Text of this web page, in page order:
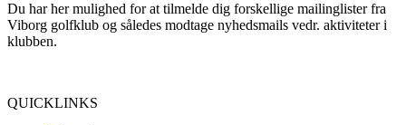
Du har her mulighed for at tilmelde dig forskellige mailinglister fra
Viborg golfklub og således modtage nyhedsmails vedr. aktiviteter i
klubben.
QUICKLINKS